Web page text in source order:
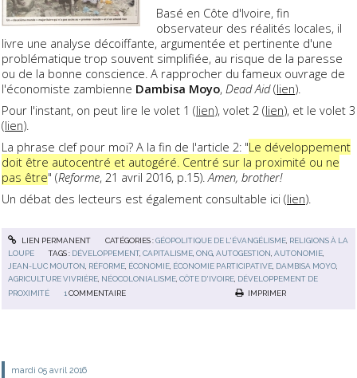
Basé en Côte d'Ivoire, fin
observateur des réalités locales, il
livre une analyse décoiffante, argumentée et pertinente d'une
problématique trop souvent simplifiée, au risque de la paresse
ou de la bonne conscience. A rapprocher du fameux ouvrage de
l'économiste zambienne Dambisa Moyo, Dead Aid(lien).
Pour l'instant, on peut lire le volet 1 (lien), volet 2 (lien), et le volet 3
(lien).
La phrase clef pour moi? A la fin de l'article 2: "Le développement
doit être autocentré et autogéré. Centré sur la proximité ou ne
pas être" (Reforme, 21 avril 2016, p.15).Amen, brother!
Un débat des lecteurs est également consultable ici (lien).
LIEN PERMANENT CATÉGORIES :GÉOPOLITIQUE DE L'ÉVANGÉLISME, RELIGIONS À LA
LOUPE
TAGS : DÉVELOPPEMENT,CAPITALISME ,ONG ,AUTOGESTION ,AUTONOMIE
JEAN-LUC MOUTON RÉFORME ÉCONOMIE ÉCONOMIE PARTICIPATIVE DAMBISA MOYO
AGRICULTURE VIVRIÈRE NÉOCOLONIALISME ,CÔTE D'IVOIRE DÉVELOPPEMENT DE
PROXIMITÉ
1 COMMENTAIRE IMPRIMER
mardi 05 avril 2016